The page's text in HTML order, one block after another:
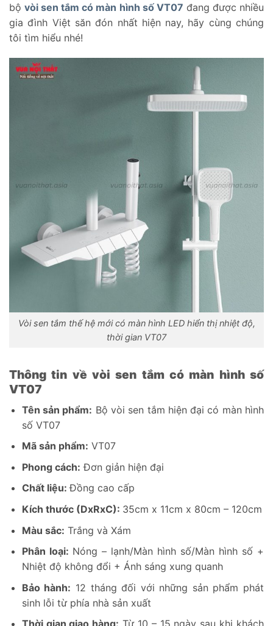
bộvòi sen tắm có màn hình số VT07 đang được nhiều
gia đình Việt săn đón nhất hiện nay, hãy cùng chúng
tôi tìm hiểu nhé!
Vòi sen tắm thế hệ mới có màn hình LED hiển thị nhiệt độ,
thời gian VT07
Thông tin về vòi sen tắm có màn hình số
VT07
Tên sản phẩm: Bộ vòi sen tắm hiện đại có màn hình
số VT07
Mã sản phẩm: VT07
Phong cách: Đơn giản hiện đại
Chất liệu:Đồng cao cấp
Kích thước (DxRxC): 35cm x 11cm x 80cm – 120cm
Màu sắc: Trắng và Xám
Phân loại: Nóng – lạnh/Màn hình số/Màn hình số +
Nhiệt độ không đổi + Ánh sáng xung quanh
Bảo hành: 12 tháng đối với những sản phẩm phát
sinh lỗi từ phía nhà sản xuất